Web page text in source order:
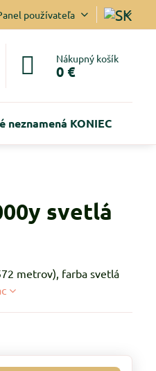
používateľa
Nákupný košík
0 €
neznamená KONIEC
svetlá
metrov), farba svetlá